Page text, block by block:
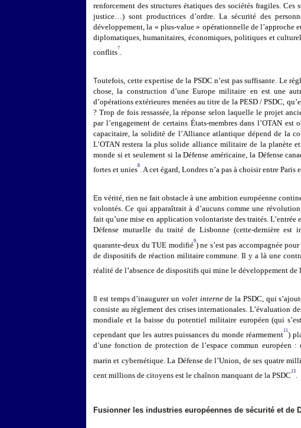
renforcement des structures étatiques des sociétés fragiles. Ces
justice…) sont productrices d’ordre. La sécurité des
développement, la « plus-value » opérationnelle de l’approche
diplomatiques, humanitaires, économiques, politiques et
conflits7.
Toutefois, cette expertise de la PSDC n’est pas suffisante. Le
chose, la construction d’une Europe militaire en est une
d’opérations extérieures menées au titre de la PESD / PSDC,
? Trop de fois ressassée, la réponse selon laquelle le projet
par l’engagement de certains États-membres dans l’OTAN
capacitaire, la solidité de l’Alliance atlantique dépend de la
L’OTAN restera la plus solide alliance militaire de la planète
monde si et seulement si la Défense américaine, la Défense
fortes et unies8. A cet égard, Londres n’a pas à choisir entre Paris
En vérité, rien ne fait obstacle à une ambition européenne
volontés. Ce qui apparaîtrait à d’aucuns comme une
fait qu’une mise en application volontariste des traités. L’entrée
Défense mutuelle du traité de Lisbonne (cette-dernière est
quarante-deux du TUE modifié9) ne s’est pas accompagnée
de dispositifs de réaction militaire commune. Il y a là une
réalité de l’absence de dispositifs qui mine le développement
l est temps d’inaugurer un volet internede la PSDC, qui
consiste au règlement des crises internationales. L’évaluation
mondiale et la baisse du potentiel militaire européen (qui
cependant que les autres puissances du monde réarmement11)
d’une fonction de protection de l’espace commun européen :
marin et cybernétique. La Défense de l’Union, de ses quatre
cent millions de citoyens est le chaînon manquant de la PSDC 13.
Fusionner les industries européennes de sécurité et de